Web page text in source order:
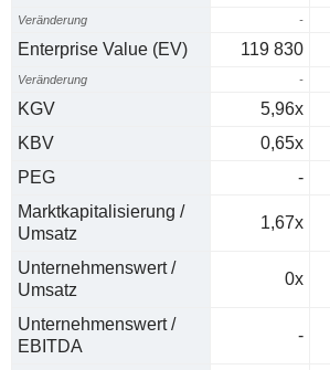
Veränderung -
Enterprise Value (EV) 119 830
Veränderung -
KGV 5,96x
KBV
0,65x
PEG
-
Marktkapitalisierung /
Umsatz
1,67x
Unternehmenswert /
Umsatz
0x
Unternehmenswert /
EBITDA
-